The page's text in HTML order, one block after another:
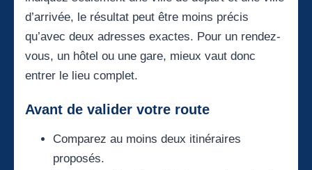
d’arrivée, le résultat peut être moins précis
qu’avec deux adresses exactes. Pour un rendez-
vous, un hôtel ou une gare, mieux vaut donc
entrer le lieu complet.
Avant de valider votre route
Comparez au moins deux itinéraires
proposés.